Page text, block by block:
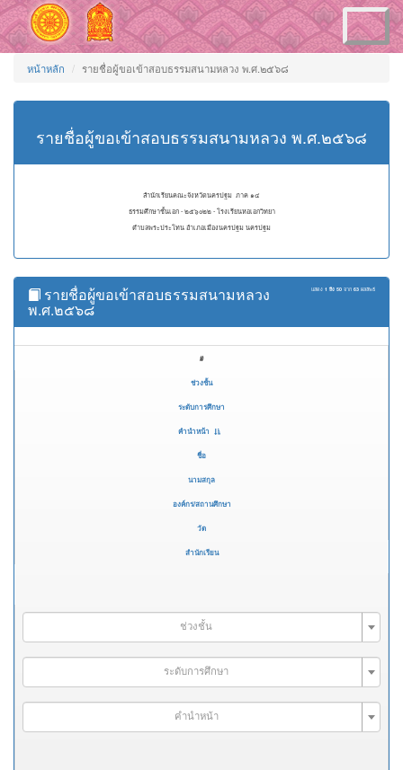
Toggle
navigation
หน้าหลัก รายชื่อผู้ขอเข้าสอบธรรมสนามหลวง พ.ศ.๒๕๖๘
รายชื่อผู้ขอเข้าสอบธรรมสนามหลวง พ.ศ.๒๕๖๘
สำนักเรียนคณะจังหวัดนครปฐม ภาค ๑๔
ธรรมศึกษาชั้นเอก - ๒๕๖๐๒๒ - โรงเรียนหอเอกวิทยา
ตำบลพระประโทน อำเภอเมืองนครปฐม นครปฐม
แสดง 1 ถึง 50 จาก 63 ผลลัพธ์
รายชื่อผู้ขอเข้าสอบธรรมสนามหลวง
พ.ศ.๒๕๖๘
#
ช่วงชั้น
ระดับการศึกษา
คำนำหน้า
ชื่อ
นามสกุล
องค์กร/สถานศึกษา
วัด
สำนักเรียน
ช่วงชั้น
ระดับการศึกษา
คำนำหน้า